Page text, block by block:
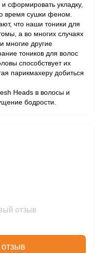
сформировать укладку,
время сушки феном.
что наши тоники для
а во многих случаях
многие другие
тоников для волос
способствует их
парикмахеру добиться
Heads в волосы и
бодрости.
отзыв